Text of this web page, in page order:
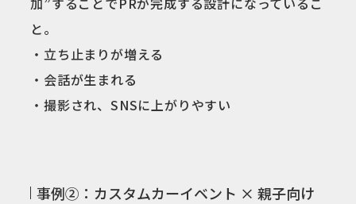
と。
・立ち止まりが増える
・会話が生まれる
・撮影され、SNSに上がりやすい
事例②：カスタムカーイベント × 親子向け